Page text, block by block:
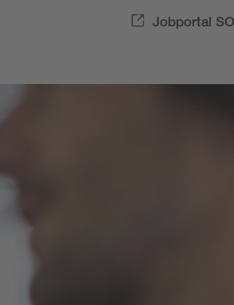
Jobportal